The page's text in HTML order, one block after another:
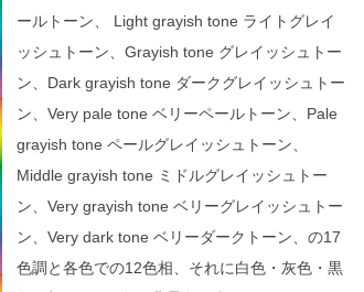
ールトーン、 Light grayish tone ライトグレイ
ッシュトーン、Grayish tone グレイッシュトー
ン、Dark grayish tone ダークグレイッシュトー
ン、Very pale tone ベリーペールトーン、Pale
grayish tone ペールグレイッシュトーン、
Middle grayish tone ミドルグレイッシュトー
ン、Very grayish tone ベリーグレイッシュトー
ン、Very dark tone ベリーダークトーン、の17
色調と各色での12色相、それに白色・灰色・黒